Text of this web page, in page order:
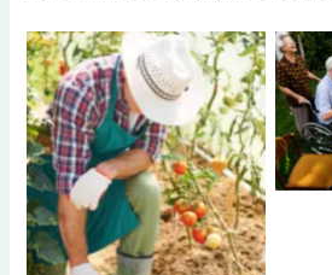
jardinage